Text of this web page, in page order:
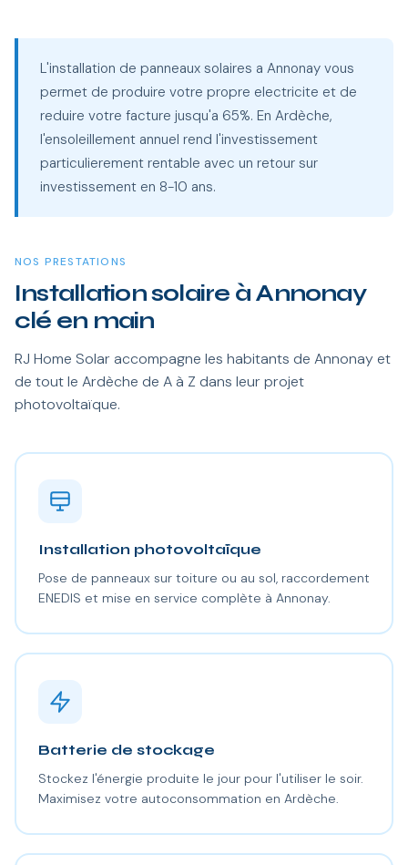
L'installation de panneaux solaires a Annonay vous
permet de produire votre propre electricite et de
reduire votre facture jusqu'a 65%. En Ardèche,
l'ensoleillement annuel rend l'investissement
particulierement rentable avec un retour sur
investissement en 8-10 ans.
NOS PRESTATIONS
Installation solaire à Annonay
clé en main
RJ Home Solar accompagne les habitants de Annonay et
de tout le Ardèche de A à Z dans leur projet
photovoltaïque.
Installation photovoltaïque
Pose de panneaux sur toiture ou au sol, raccordement
ENEDIS et mise en service complète à Annonay.
Batterie de stockage
Stockez l'énergie produite le jour pour l'utiliser le soir.
Maximisez votre autoconsommation en Ardèche.